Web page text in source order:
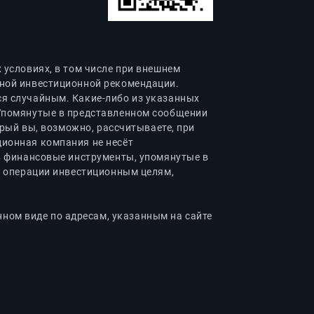
в том числе при внешнем
инвестиционной рекомендации.
случайным. Какие-либо из указанных
в представленном сообщении
вы, возможно, рассчитываете, при
компания не несёт
финансовые инструменты, упомянутые в
операции инвестиционным целям,
виде по адресам, указанным на сайте